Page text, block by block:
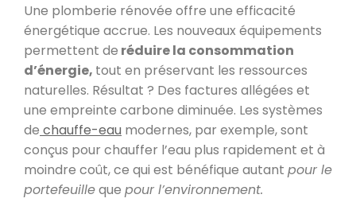
Une plomberie rénovée offre une efficacité
énergétique accrue. Les nouveaux équipements
permettent de réduire la consommation
d’énergie, tout en préservant les ressources
naturelles. Résultat ? Des factures allégées et
une empreinte carbone diminuée. Les systèmes
de chauffe-eau modernes, par exemple, sont
conçus pour chauffer l’eau plus rapidement et à
moindre coût, ce qui est bénéfique autant pour le
portefeuilleque pour l’environnement.